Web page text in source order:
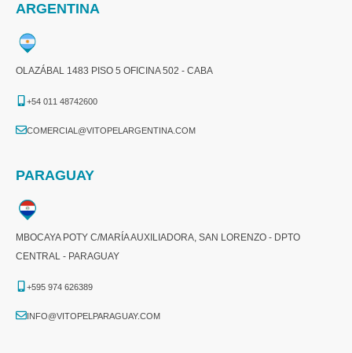
ARGENTINA
OLAZÁBAL 1483 PISO 5 OFICINA 502 - CABA
+54 011 48742600​
COMERCIAL@VITOPELARGENTINA.COM​
PARAGUAY
MBOCAYA POTY C/MARÍA AUXILIADORA, SAN LORENZO - DPTO
CENTRAL - PARAGUAY
+595 974 626389
INFO@VITOPELPARAGUAY.COM